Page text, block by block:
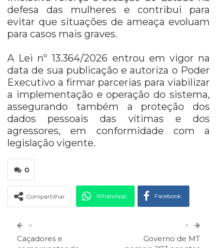
defesa das mulheres e contribui para
evitar que situações de ameaça evoluam
para casos mais graves.
A Lei nº 13.364/2026 entrou em vigor na
data de sua publicação e autoriza o Poder
Executivo a firmar parcerias para viabilizar
a implementação e operação do sistema,
assegurando também a proteção dos
dados pessoais das vítimas e dos
agressores, em conformidade com a
legislação vigente.
0
Compartilhar WhatsApp Facebook
ReddIt Telegram
>
Caçadores e
>
Governo de MT